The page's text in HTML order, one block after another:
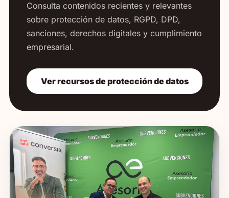
Consulta contenidos recientes y relevantes
sobre protección de datos, RGPD, DPD,
sanciones, derechos digitales y cumplimiento
empresarial.
Ver recursos de protección de datos